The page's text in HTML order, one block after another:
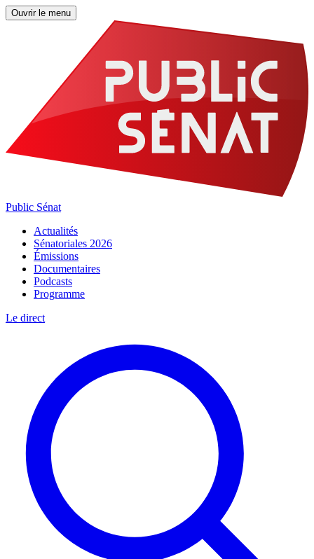
Ouvrir le menu
Public Sénat
Actualités
Sénatoriales 2026
Émissions
Documentaires
Podcasts
Programme
Le direct